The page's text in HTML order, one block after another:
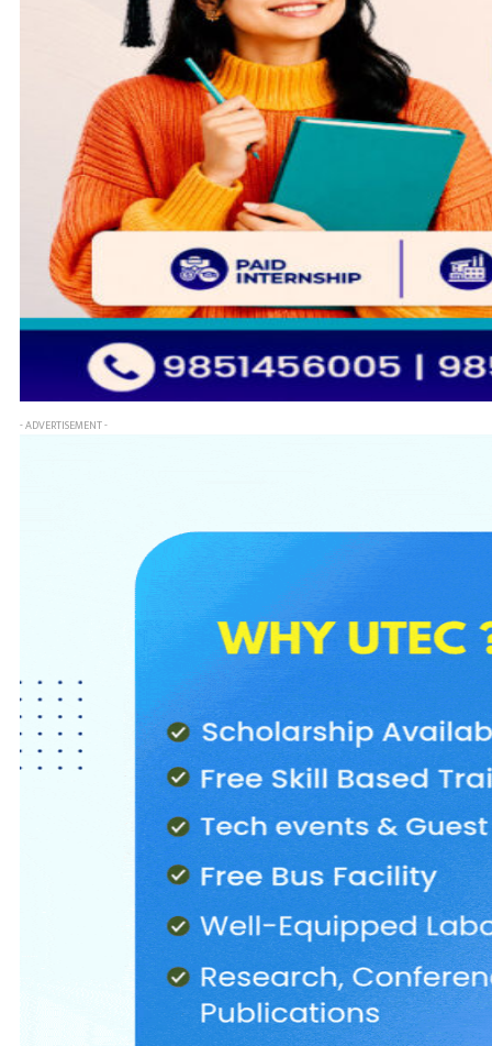
- ADVERTISEMENT -